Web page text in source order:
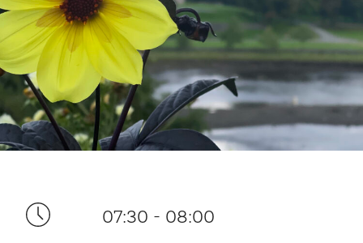
Ditt besøk
07:30 - 08:00